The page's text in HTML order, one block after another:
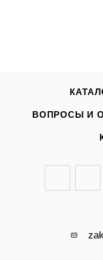
ВОПРОСЫ И